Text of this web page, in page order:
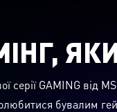
серії GAMING
бувалим